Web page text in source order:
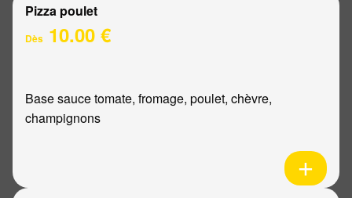
Pizza poulet
Dès 10.00 €
Base sauce tomate, fromage, poulet, chèvre,
champignons